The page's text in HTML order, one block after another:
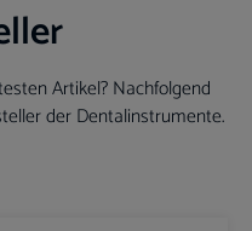
Artikel? Nachfolgend
der Dentalinstrumente.